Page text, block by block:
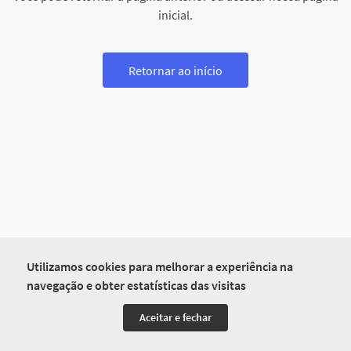
Utilizamos cookies para melhorar a experiência na
navegação e obter estatísticas das visitas
Aceitar e fechar
inicial.
Retornar ao início